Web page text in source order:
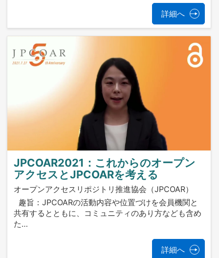
詳細へ
JPCOAR2021：これからのオープン
アクセスとJPCOARを考える
オープンアクセスリポジトリ推進協会（JPCOAR）
趣旨：JPCOARの活動内容や位置づけを会員機関と
共有するとともに、コミュニティのあり方なども含め
た…
詳細へ